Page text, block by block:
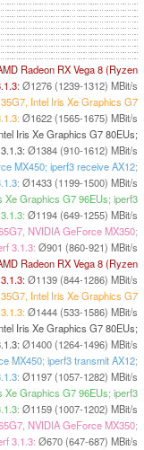
Radeon RX Vega 8 (Ryzen
Ø1276 (1239-1312) MBit/s
Intel Iris Xe Graphics G7
Ø1622 (1565-1675) MBit/s
Iris Xe Graphics G7 80EUs;
Ø1384 (910-1612) MBit/s
MX450; iperf3 receive AX12;
Ø1433 (1199-1500) MBit/s
Graphics G7 96EUs; iperf3
Ø1194 (649-1255) MBit/s
NVIDIA GeForce MX350;
3.1.3: Ø901 (860-921) MBit/s
Radeon RX Vega 8 (Ryzen
Ø1139 (844-1286) MBit/s
Intel Iris Xe Graphics G7
Ø1444 (533-1586) MBit/s
Iris Xe Graphics G7 80EUs;
Ø1400 (1264-1496) MBit/s
MX450; iperf3 transmit AX12;
Ø1197 (1057-1282) MBit/s
Graphics G7 96EUs; iperf3
Ø1159 (1007-1202) MBit/s
NVIDIA GeForce MX350;
3.1.3: Ø670 (647-687) MBit/s